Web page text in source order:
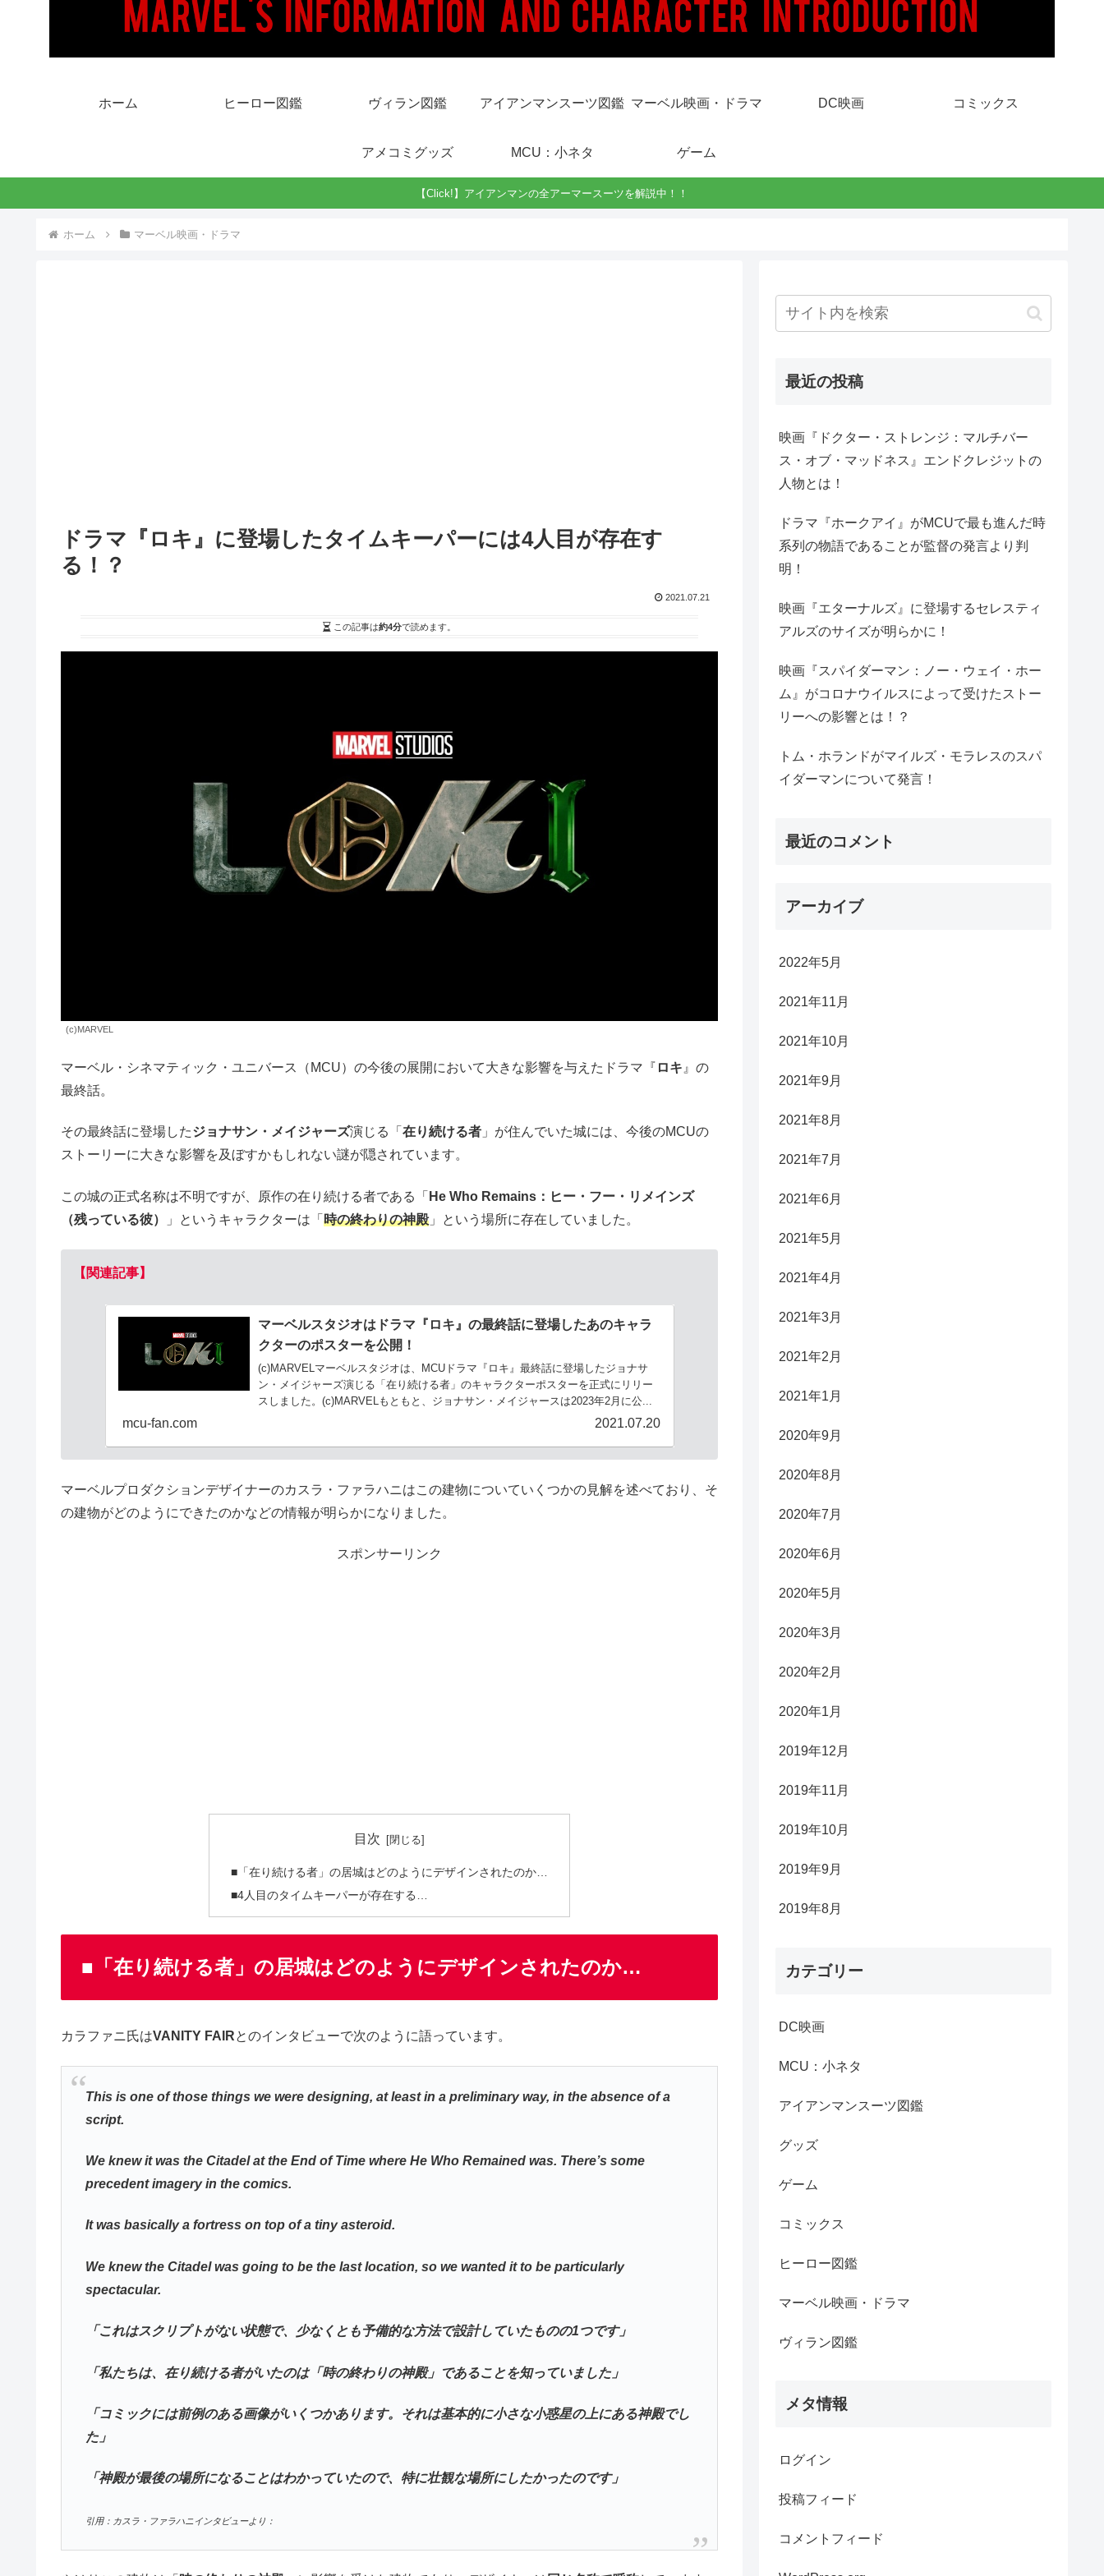
ホーム ヒーロー図鑑 ヴィラン図鑑 アイアンマンスーツ図鑑 マーベル映画・ドラマ DC映画 コミックス
アメコミグッズ MCU：小ネタ ゲーム
【Click!】アイアンマンの全アーマースーツを解説中！！
ホーム マーベル映画・ドラマ
ドラマ『ロキ』に登場したタイムキーパーには4人目が存在す
る！？
2021.07.21
この記事は約4分で読めます。
(c)MARVEL
マーベル・シネマティック・ユニバース（MCU）の今後の展開において大きな影響を与えたドラマ『 ロキ 』の
最終話。
その最終話に登場したジョナサン・メイジャーズ演じる「 在り続ける者 」が住んでいた城には、今後のMCUの
ストーリーに大きな影響を及ぼすかもしれない謎が隠されています。
この城の正式名称は不明ですが、原作の在り続ける者である「 He Who Remains：ヒー・フー・リメインズ
（残っている彼）
」というキャラクターは「 時の終わりの神殿」という場所に存在していました。
【関連記事】
マーベルスタジオはドラマ『ロキ』の最終話に登場したあのキャラ
クターのポスターを公開！
(c)MARVELマーベルスタジオは、MCUドラマ『ロキ』最終話に登場したジョナサ
ン・メイジャーズ演じる「在り続ける者」のキャラクターポスターを正式にリリー
スしました。(c)MARVELもともと、ジョナサン・メイジャースは2023年2月に公...
mcu-fan.com 2021.07.20
マーベルプロダクションデザイナーのカスラ・ファラハニはこの建物についていくつかの見解を述べており、そ
の建物がどのようにできたのかなどの情報が明らかになりました。
スポンサーリンク
目次
■「在り続ける者」の居城はどのようにデザインされたのか…
■4人目のタイムキーパーが存在する…
■「在り続ける者」の居城はどのようにデザインされたのか…
カラファニ氏はVANITY FAIRとのインタビューで次のように語っています。
This is one of those things we were designing, at least in a preliminary way, in the absence of a
script.
We knew it was the Citadel at the End of Time where He Who Remained was. There’s some
precedent imagery in the comics.
It was basically a fortress on top of a tiny asteroid.
We knew the Citadel was going to be the last location, so we wanted it to be particularly
spectacular.
「これはスクリプトがない状態で、少なくとも予備的な方法で設計していたものの1つです」
「私たちは、在り続ける者がいたのは「時の終わりの神殿」であることを知っていました」
「コミックには前例のある画像がいくつかあります。それは基本的に小さな小惑星の上にある神殿でし
た」
「神殿が最後の場所になることはわかっていたので、特に壮観な場所にしたかったのです」
引用：カスラ・ファラハニインタビューより：
最近の投稿
映画『ドクター・ストレンジ：マルチバー
ス・オブ・マッドネス』エンドクレジットの
人物とは！
ドラマ『ホークアイ』がMCUで最も進んだ時
系列の物語であることが監督の発言より判
明！
映画『エターナルズ』に登場するセレスティ
アルズのサイズが明らかに！
映画『スパイダーマン：ノー・ウェイ・ホー
ム』がコロナウイルスによって受けたストー
リーへの影響とは！？
トム・ホランドがマイルズ・モラレスのスパ
イダーマンについて発言！
最近のコメント
アーカイブ
2022年5月
2021年11月
2021年10月
2021年9月
2021年8月
2021年7月
2021年6月
2021年5月
2021年4月
2021年3月
2021年2月
2021年1月
2020年9月
2020年8月
2020年7月
2020年6月
2020年5月
2020年3月
2020年2月
2020年1月
2019年12月
2019年11月
2019年10月
2019年9月
2019年8月
カテゴリー
DC映画
MCU：小ネタ
アイアンマンスーツ図鑑
グッズ
ゲーム
コミックス
ヒーロー図鑑
マーベル映画・ドラマ
ヴィラン図鑑
メタ情報
ログイン
投稿フィード
コメントフィード